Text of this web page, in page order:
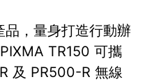
，量身打造行動辦
TR150 可攜
及 PR500-R 無線